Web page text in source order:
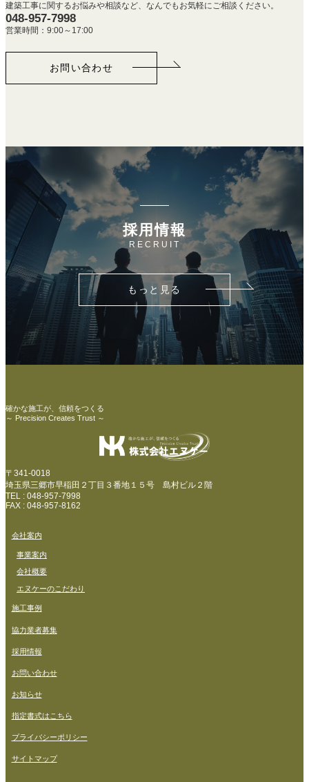
建築工事に関するお悩みや相談など、なんでもお気軽にご相談ください。
048-957-7998
営業時間：9:00～17:00
お問い合わせ
採用情報
RECRUIT
もっと見る
確かな施工が、信頼をつくる
～ Precision Creates Trust ～
〒341-0018
埼玉県三郷市早稲田２丁目３番地１５号 島村ビル２階
TEL : 048-957-7998
FAX : 048-957-8162
会社案内
事業案内
会社概要
エヌケーのこだわり
施工事例
協力業者募集
採用情報
お問い合わせ
お知らせ
指定書式はこちら
プライバシーポリシー
サイトマップ